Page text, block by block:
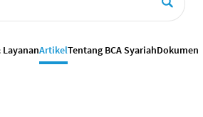
ArtikelTentang BCA SyariahDokumen